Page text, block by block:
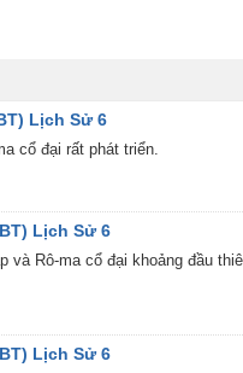
Lịch Sử 6
cổ đại rất phát triển.
Lịch Sử 6
Rô-ma cổ đại khoảng đầu
Lịch Sử 6